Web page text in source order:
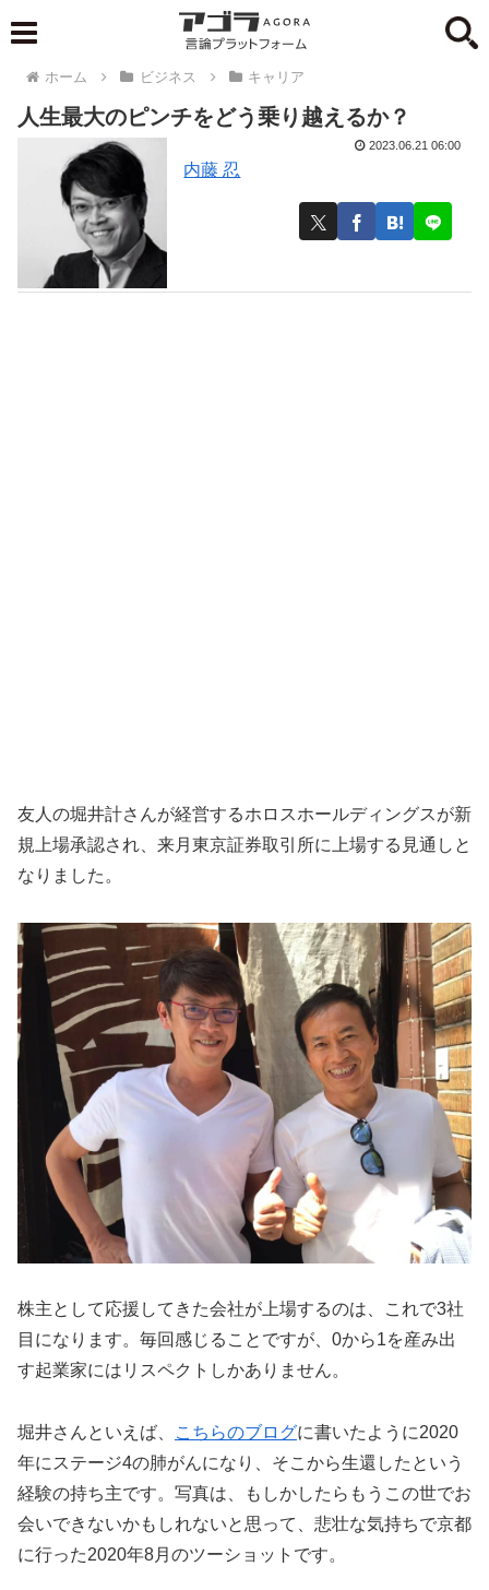
ホーム ビジネス キャリア
人生最大のピンチをどう乗り越えるか？
内藤 忍
2023.06.21 06:00
友人の堀井計さんが経営するホロスホールディングスが新
規上場承認され、来月東京証券取引所に上場する見通しと
なりました。
株主として応援してきた会社が上場するのは、これで3社
目になります。毎回感じることですが、0から1を産み出
す起業家にはリスペクトしかありません。
堀井さんといえば、 こちらのブログに書いたように2020
年にステージ4の肺がんになり、そこから生還したという
経験の持ち主です。写真は、もしかしたらもうこの世でお
会いできないかもしれないと思って、悲壮な気持ちで京都
に行った2020年8月のツーショットです。